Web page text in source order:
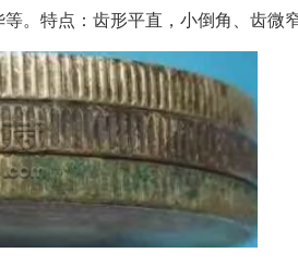
特点：齿形平直，小倒角、齿微窄